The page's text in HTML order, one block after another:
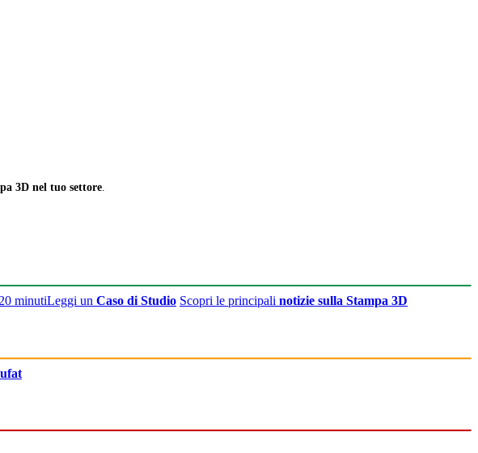
3D nel tuo settore
minutiLeggi un Caso di Studio Scopri le principali notizie sulla Stampa 3D